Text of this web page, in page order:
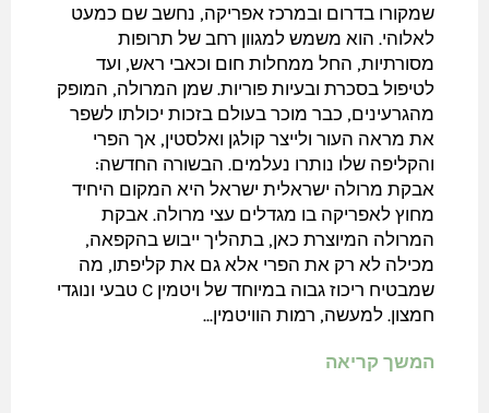
שמקורו בדרום ובמרכז אפריקה, נחשב שם כמעט
לאלוהי. הוא משמש למגוון רחב של תרופות
מסורתיות, החל ממחלות חום וכאבי ראש, ועד
לטיפול בסכרת ובעיות פוריות. שמן המרולה, המופק
מהגרעינים, כבר מוכר בעולם בזכות יכולתו לשפר
את מראה העור ולייצר קולגן ואלסטין, אך הפרי
והקליפה שלו נותרו נעלמים. הבשורה החדשה:
אבקת מרולה ישראלית ישראל היא המקום היחיד
מחוץ לאפריקה בו מגדלים עצי מרולה. אבקת
המרולה המיוצרת כאן, בתהליך ייבוש בהקפאה,
מכילה לא רק את הפרי אלא גם את קליפתו, מה
שמבטיח ריכוז גבוה במיוחד של ויטמין C טבעי ונוגדי
חמצון. למעשה, רמות הוויטמין...
המשך קריאה